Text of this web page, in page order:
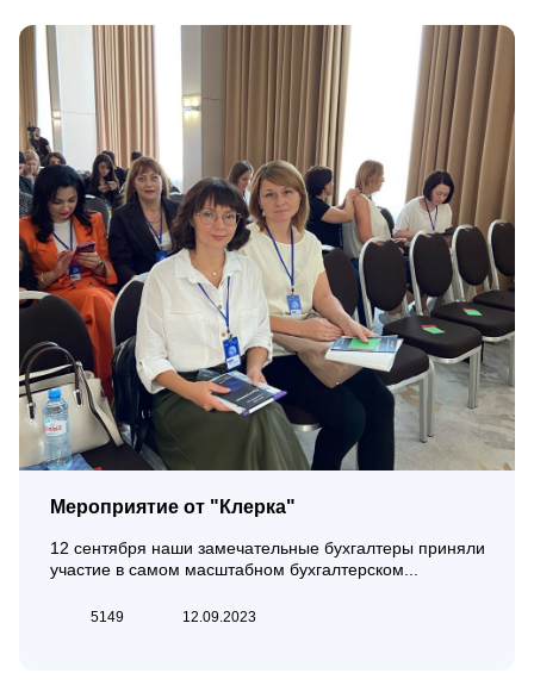
Мероприятие от "Клерка"
12 сентября наши замечательные бухгалтеры приняли
участие в самом масштабном бухгалтерском...
5149 12.09.2023